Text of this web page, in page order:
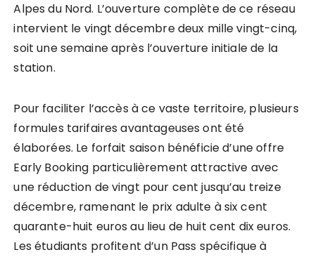
Alpes du Nord. L’ouverture complète de ce réseau
intervient le vingt décembre deux mille vingt-cinq,
soit une semaine après l’ouverture initiale de la
station.
Pour faciliter l’accès à ce vaste territoire, plusieurs
formules tarifaires avantageuses ont été
élaborées. Le forfait saison bénéficie d’une offre
Early Booking particulièrement attractive avec
une réduction de vingt pour cent jusqu’au treize
décembre, ramenant le prix adulte à six cent
quarante-huit euros au lieu de huit cent dix euros.
Les étudiants profitent d’un Pass spécifique à